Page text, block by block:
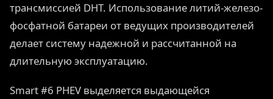
трансмиссией DHT. Использование литий-железо-
фосфатной батареи от ведущих производителей
делает систему надежной и рассчитанной на
длительную эксплуатацию.
Smart #6 PHEV выделяется выдающейся